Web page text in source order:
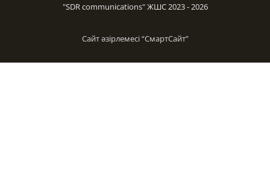
"SDR communications" ЖШС 2023 - 2026
Сайт әзірлемесі “СмартСайт”